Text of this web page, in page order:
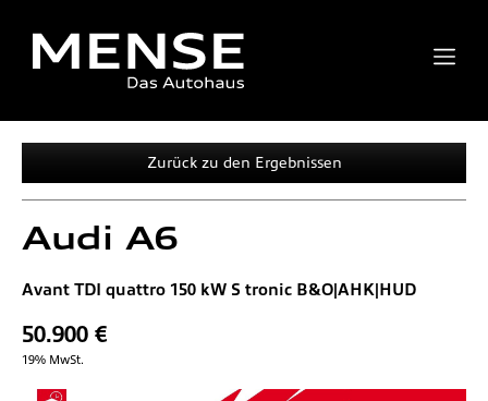
Zurück zu den Ergebnissen
Audi A6
Avant TDI quattro 150 kW S tronic B&O|AHK|HUD
50.900 €
19% MwSt.